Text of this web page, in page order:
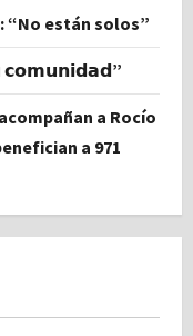
“No están solos”
𝗰𝗼𝗺𝘂𝗻𝗶𝗱𝗮𝗱”
a Rocío
a 971